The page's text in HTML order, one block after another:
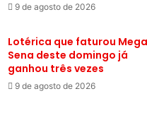
9 de agosto de 2026
Lotérica que faturou
Sena deste domingo já
ganhou três vezes
9 de agosto de 2026